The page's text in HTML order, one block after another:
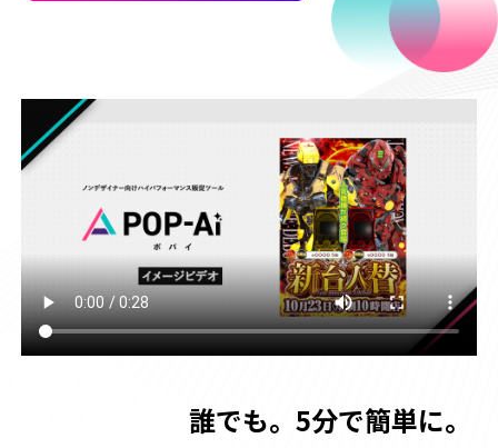
誰でも。5分で簡単に。